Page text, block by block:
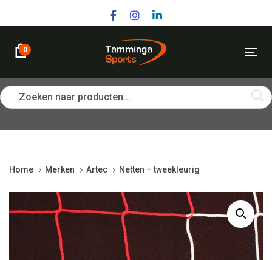
navigation
content
0
Zoeken naar producten...
Home Merken Artec Netten – tweekleurig
-
tweekleurig